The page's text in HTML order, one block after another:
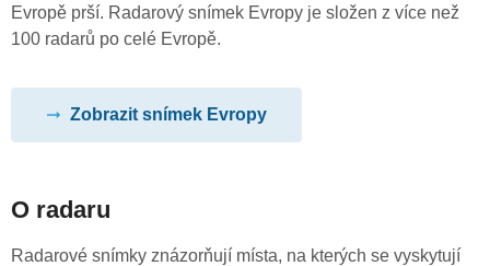
Evropě prší. Radarový snímek Evropy je složen z více než
100 radarů po celé Evropě.
Zobrazit snímek Evropy
O radaru
Radarové snímky znázorňují místa, na kterých se vyskytují